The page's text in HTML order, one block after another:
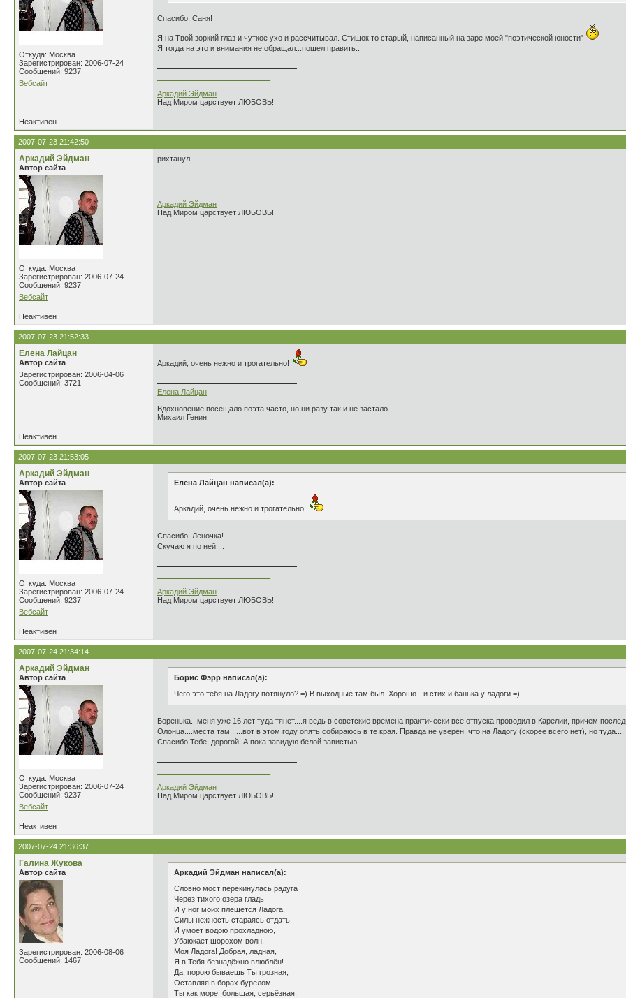
Откуда: Москва
Зарегистрирован: 2006-07-24
Сообщений: 9237
Вебсайт
Спасибо, Саня!
Я на Твой зоркий глаз и чуткое ухо и рассчитывал. Стишок то старый, написанный на заре моей "поэтической юности"
Я тогда на это и внимания не обращал...пошел править...
Аркадий Эйдман
Над Миром царствует ЛЮБОВЬ!
Неактивен
2007-07-23 21:42:50
Аркадий Эйдман
Автор сайта
Откуда: Москва
Зарегистрирован: 2006-07-24
Сообщений: 9237
Вебсайт
рихтанул...
Аркадий Эйдман
Над Миром царствует ЛЮБОВЬ!
Неактивен
2007-07-23 21:52:33
Елена Лайцан
Автор сайта
Зарегистрирован: 2006-04-06
Сообщений: 3721
Аркадий, очень нежно и трогательно!
Елена Лайцан
Вдохновение посещало поэта часто, но ни разу так и не застало.
Михаил Генин
Неактивен
2007-07-23 21:53:05
Аркадий Эйдман
Автор сайта
Откуда: Москва
Зарегистрирован: 2006-07-24
Сообщений: 9237
Вебсайт
Елена Лайцан написал(а):
Аркадий, очень нежно и трогательно!
Спасибо, Леночка!
Скучаю я по ней....
Аркадий Эйдман
Над Миром царствует ЛЮБОВЬ!
Неактивен
2007-07-24 21:34:14
Аркадий Эйдман
Автор сайта
Откуда: Москва
Зарегистрирован: 2006-07-24
Сообщений: 9237
Вебсайт
Борис Фэрр написал(а):
Чего это тебя на Ладогу потянуло? =) В выходные там был. Хорошо - и стих и банька у ладоги =)
Боренька...меня уже 16 лет туда тянет....я ведь в советские времена практически все отпуска проводил в Карелии, причем
Олонца....места там......вот в этом году опять собираюсь в те края. Правда не уверен, что на Ладогу (скорее всего нет), но туда....
Спасибо Тебе, дорогой! А пока завидую белой завистью...
Аркадий Эйдман
Над Миром царствует ЛЮБОВЬ!
Неактивен
2007-07-24 21:36:37
Галина Жукова
Автор сайта
Зарегистрирован: 2006-08-06
Сообщений: 1467
Аркадий Эйдман написал(а):
Словно мост перекинулась радуга
Через тихого озера гладь.
И у ног моих плещется Ладога,
Силы нежность стараясь отдать.
И умоет водою прохладною,
Убаюкает шорохом волн.
Моя Ладога! Добрая, ладная,
Я в Тебя безнадёжно влюблён!
Да, порою бываешь Ты грозная,
Оставляя в борах бурелом,
Ты как море: большая, серьёзная,